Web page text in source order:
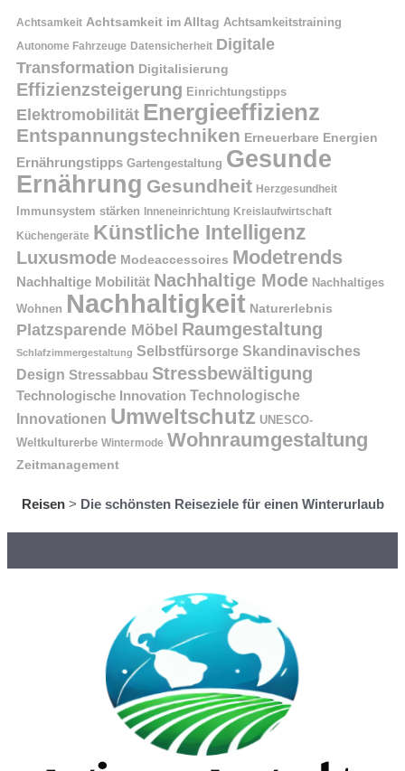
Achtsamkeit Achtsamkeit im Alltag Achtsamkeitstraining
Autonome Fahrzeuge Datensicherheit Digitale
Transformation Digitalisierung
Effizienzsteigerung Einrichtungstipps
Elektromobilität Energieeffizienz
Entspannungstechniken Erneuerbare Energien
Ernährungstipps Gartengestaltung Gesunde
Ernährung Gesundheit Herzgesundheit
Immunsystem stärken Inneneinrichtung Kreislaufwirtschaft
Küchengeräte Künstliche Intelligenz
Luxusmode Modeaccessoires Modetrends
Nachhaltige Mobilität Nachhaltige Mode Nachhaltiges
Wohnen Nachhaltigkeit Naturerlebnis
Platzsparende Möbel Raumgestaltung
Schlafzimmergestaltung Selbstfürsorge Skandinavisches
Design Stressabbau Stressbewältigung
Technologische Innovation Technologische
Innovationen Umweltschutz UNESCO-
Weltkulturerbe Wintermode Wohnraumgestaltung
Zeitmanagement
Reisen> Die schönsten Reiseziele für einen Winterurlaub